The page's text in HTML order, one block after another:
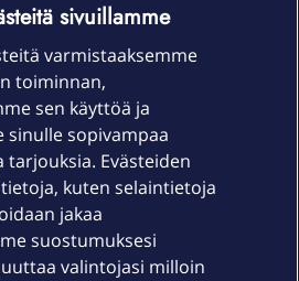
sivuillamme
varmistaaksemme
toiminnan,
sen käyttöä ja
sinulle sopivampaa
tarjouksia. Evästeiden
kuten selaintietoja
jakaa
suostumuksesi
valintojasi milloin